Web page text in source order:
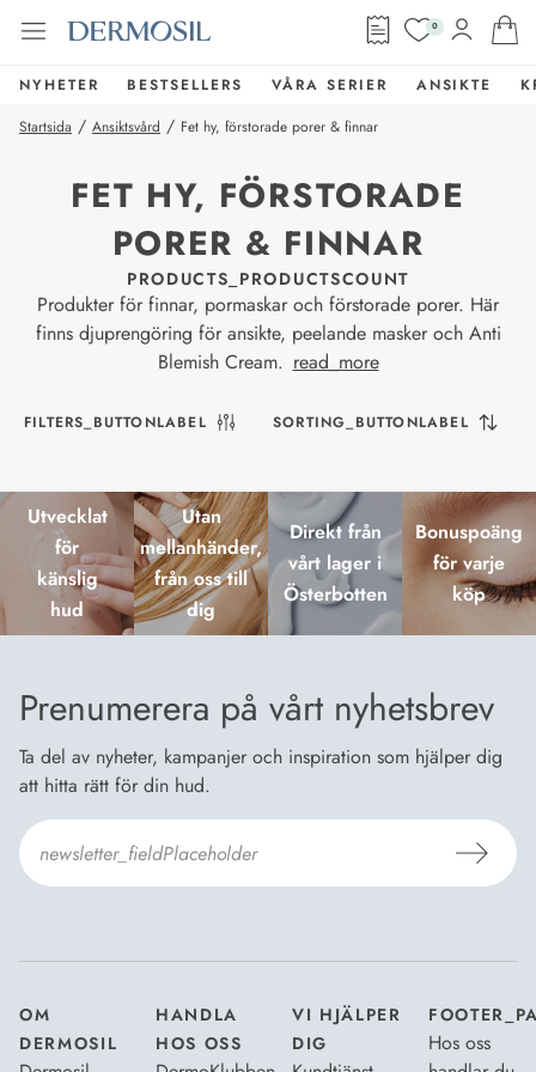
0
NYHETER BESTSELLERS VÅRA SERIER ANSIKTE
Startsida / Ansiktsvård / Fet hy, förstorade porer & finnar
FET HY, FÖRSTORADE
PORER & FINNAR
PRODUCTS_PRODUCTSCOUNT
Produkter för finnar, pormaskar och förstorade porer. Här
finns djuprengöring för ansikte, peelande masker och Anti
Blemish Cream. read_more
FILTERS_BUTTONLABEL SORTING_BUTTONLABEL
Utvecklat
för
känslig
hud
Utan
mellanhänder,
från oss till
dig
Direkt från
vårt lager i
Österbotten
Bonuspoäng
för varje
köp
Prenumerera på vårt nyhetsbrev
Ta del av nyheter, kampanjer och inspiration som hjälper dig
att hitta rätt för din hud.
OM
DERMOSIL
HANDLA
HOS OSS
VI HJÄLPER
DIG
Hos oss